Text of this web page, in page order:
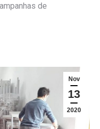
de
Nov
13
2020